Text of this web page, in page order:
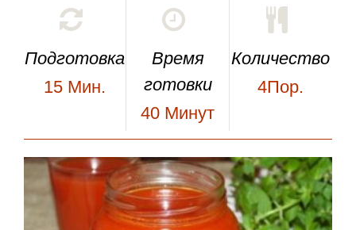
Подготовка
15 Мин.
Время
готовки
40 Минут
Количество
4Пор.